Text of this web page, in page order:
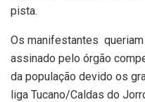
pista.
Os manifestantes
assinado pelo órgão
da população devido os
liga Tucano/Caldas do